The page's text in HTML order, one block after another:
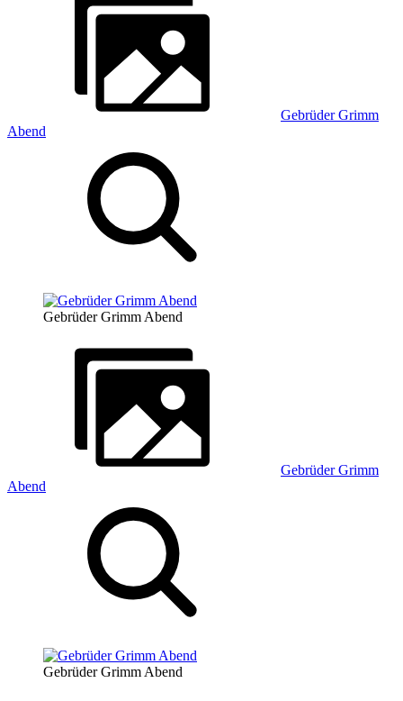
Gebrüder Grimm
Abend
Gebrüder Grimm Abend
Gebrüder Grimm
Abend
Gebrüder Grimm Abend